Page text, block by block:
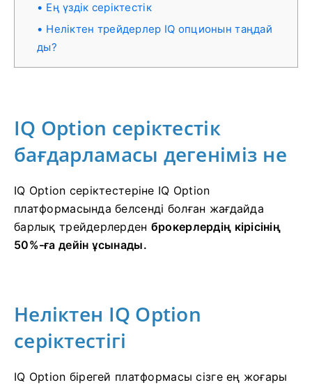
Ең үздік серіктестік
Неліктен трейдерлер IQ опционын таңдай
ды?
IQ Option серіктестік
бағдарламасы дегеніміз не
IQ Option серіктестеріне IQ Option
платформасында белсенді болған жағдайда
барлық трейдерлерден брокерлердің кірісінің
50%-ға дейін ұсынады.
Неліктен IQ Option
серіктестігі
IQ Option бірегей платформасы сізге ең жоғары